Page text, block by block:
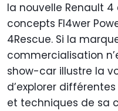
la nouvelle Renault
concepts Fl4wer
4Rescue. Si la
commercialisation
show-car illustre la
d’explorer
et techniques de sa